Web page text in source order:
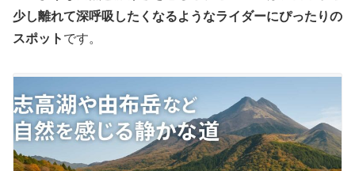
少し離れて深呼吸したくなるようなライダーにぴったりの
スポット です。